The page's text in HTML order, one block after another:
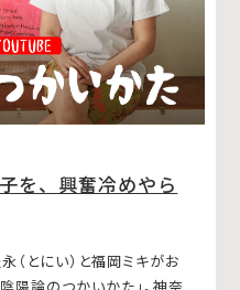
を、興奮冷めやら
（とにい）と福岡ミキがお